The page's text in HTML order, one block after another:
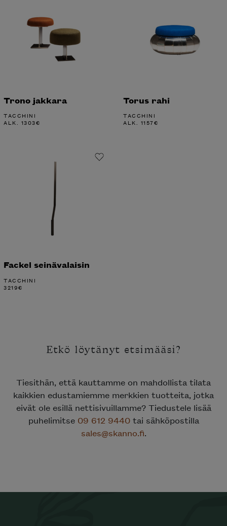
Trono jakkara
TACCHINI
ALK. 1303€
Torus rahi
TACCHINI
ALK. 1157€
Fackel seinävalaisin
TACCHINI
3219€
Etkö löytänyt etsimääsi?
Tiesithän, että kauttamme on mahdollista tilata
kaikkien edustamiemme merkkien tuotteita, jotka
eivät ole esillä nettisivuillamme? Tiedustele lisää
puhelimitse 09 612 9440tai sähköpostilla
sales@skanno.fi.